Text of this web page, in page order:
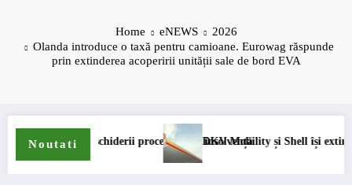
Home eNEWS
2026
Olanda introduce o taxă pentru camioane. Eurowag răspunde
prin extinderea acoperirii unității sale de bord EVA
Noutati
procedurii de insolvențăDKV Mobility și Shell își extind parteneriatul